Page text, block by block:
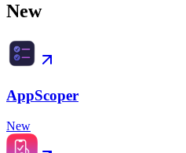
New
AppScoper
New